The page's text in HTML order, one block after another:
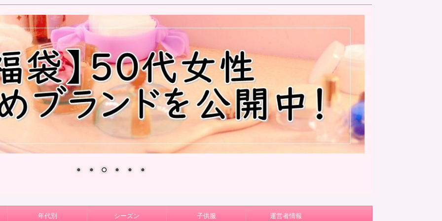
年代別 シーズン 子供服 運営者情報